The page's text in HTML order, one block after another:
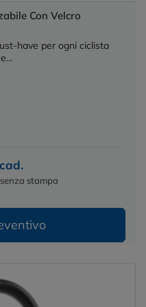
Con Velcro
have per ogni ciclista
stampa